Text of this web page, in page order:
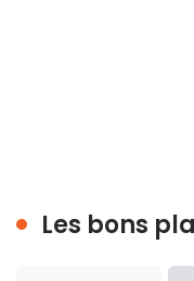
Les bons